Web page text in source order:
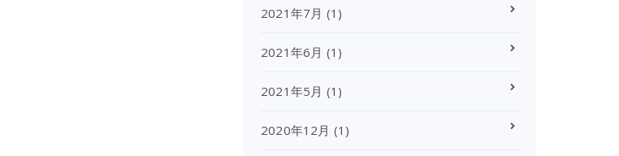
2021年7月 (1)
2021年6月 (1)
2021年5月 (1)
2020年12月 (1)